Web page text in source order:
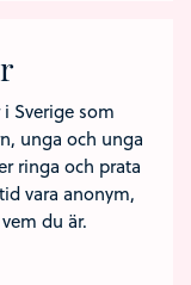
Sverige som
unga och unga
ringa och prata
vara anonym,
du är.